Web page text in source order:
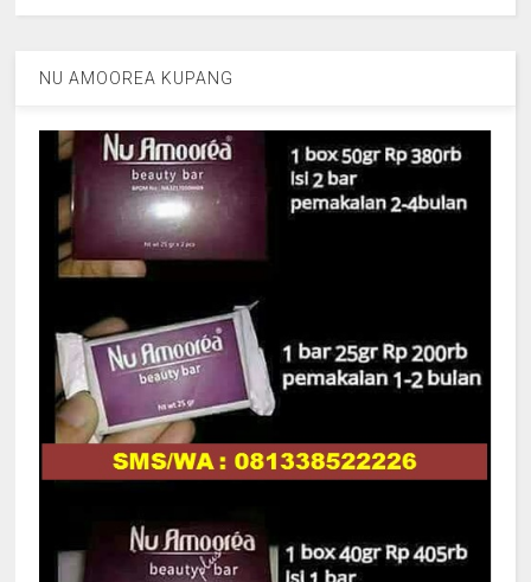
NU AMOOREA KUPANG